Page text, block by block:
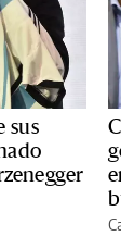
sus